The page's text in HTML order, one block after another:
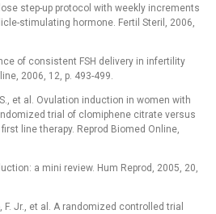
step-up protocol with weekly increments
stimulating hormone. Fertil Steril, 2006,
of consistent FSH delivery in infertility
2006, 12, p. 493-499.
S., et al. Ovulation induction in women with
trial of clomiphene citrate versus
line therapy. Reprod Biomed Online,
a mini review. Hum Reprod, 2005, 20,
F. Jr., et al. A randomized controlled trial